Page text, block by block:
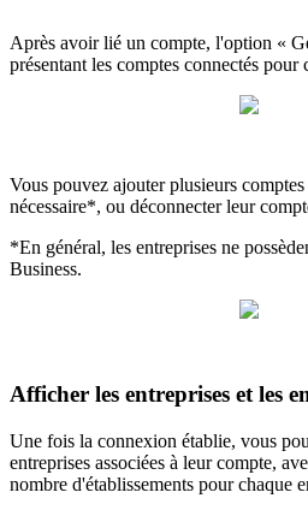
Après avoir lié un compte, l'option «
présentant les comptes connectés pour
Vous pouvez ajouter plusieurs
nécessaire*, ou déconnecter leur
*En général, les entreprises ne
Business.
Afficher les entreprises et les
Une fois la connexion établie, vous
entreprises associées à leur compte,
nombre d'établissements pour chaque